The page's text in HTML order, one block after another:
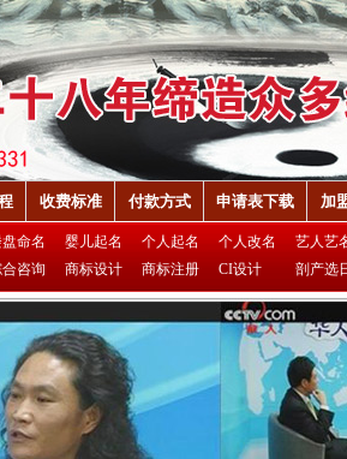
收费标准 付款方式 申请表下载 加
命名 婴儿起名 个人起名 个人改名 艺人艺
咨询 商标设计 商标注册 CI设计 剖产选